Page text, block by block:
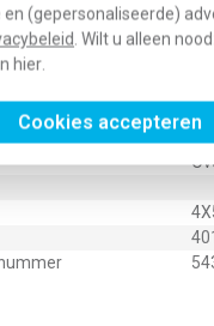
(gepersonaliseerde)
. Wilt u alleen
hier.
Cookies accepteren